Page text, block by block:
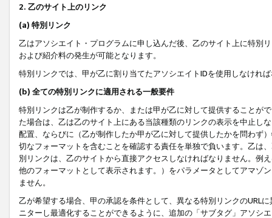
2. 乙のサイト上のリンク
(a) 特別リンク
乙はアソシエイト・プログラムに申し込んだ後、乙のサイト上に特別
および紹介料の発生が可能となります。
特別リンクでは、甲が乙に割り当てたアソシエイトIDを使用しなけれ
(b) 全ての特別リンクに適用される一般要件
特別リンクは乙が制作するか、または甲が乙に対して提供することが
た場合は、乙は乙のサイト上にある当該種類のリンクの表示を中止し
配置、ならびに（乙が制作したか甲が乙に対して提供したかを問わず
切なフォーマットを含むことを確認する責任を単独で負います。乙は
別リンクは、乙のサイトから直接アクセスしなければなりません。例
他のフォーマットとして表示されます。）をパラメータとしてアマゾ
ません。
乙が希望する場合、甲の承認を条件として、異なる特別リンクのURL
ニターし最適化することができるように、追加の「サブタグ」アソシ